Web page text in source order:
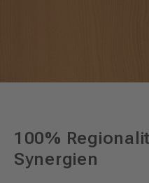
100%
Synergien